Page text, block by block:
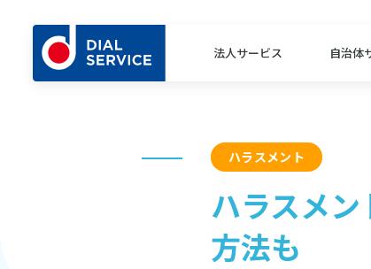
法人サービス 自治体
ハラスメント
ハラスメ
方法も